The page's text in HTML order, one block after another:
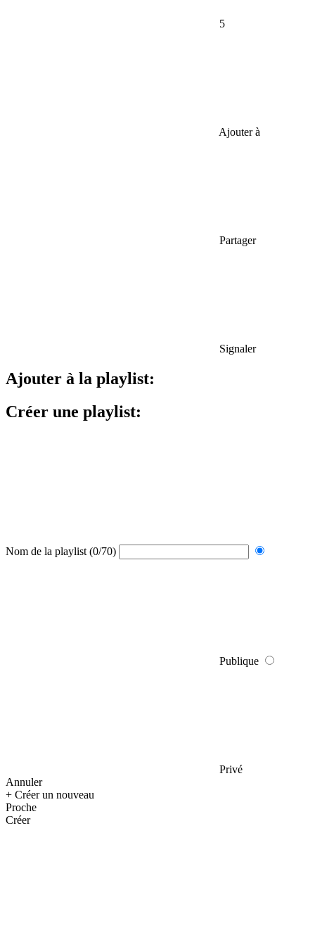
5
Ajouter à
Partager
Signaler
Ajouter à la playlist:
Créer une playlist:
Nom de la playlist (0/70)
Publique
Privé
Annuler
+ Créer un nouveau
Proche
Créer